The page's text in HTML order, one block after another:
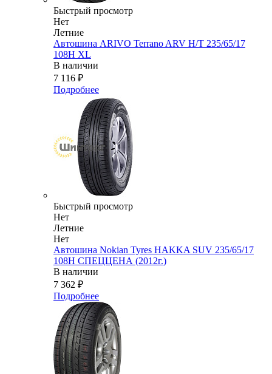
Быстрый просмотр
Нет
Летние
Автошина ARIVO Terrano ARV H/T 235/65/17
108H XL
В наличии
7 116 ₽
Подробнее
Быстрый просмотр
Нет
Летние
Нет
Автошина Nokian Tyres HAKKA SUV 235/65/17
108H СПЕЦЦЕНА (2012г.)
В наличии
7 362 ₽
Подробнее